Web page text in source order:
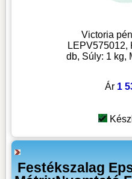
Victoria
LEPV575012,
db, Súly: 1 kg,
Ár 1
Festékszalag